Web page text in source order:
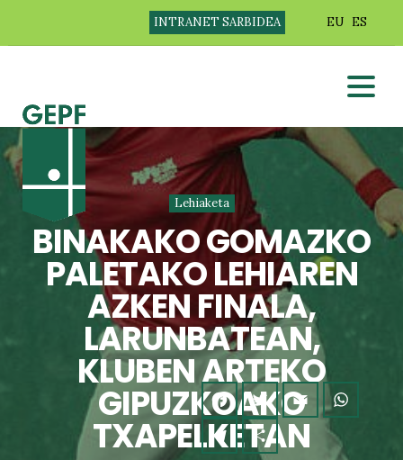
INTRANET SARBIDEA EU ES
Lehiaketa
BINAKAKO GOMAZKO
PALETAKO LEHIAREN
AZKEN FINALA,
LARUNBATEAN,
KLUBEN ARTEKO
GIPUZKOAKO
TXAPELKETAN